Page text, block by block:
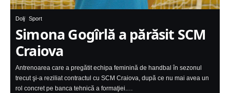
Dolj Sport
Simona Gogîrlă a părăsit SCM
Craiova
Antrenoarea care a pregătit echipa feminină de handbal în sezonul
trecut şi-a reziliat contractul cu SCM Craiova, după ce nu mai avea un
rol concret pe banca tehnică a formaţiei.…